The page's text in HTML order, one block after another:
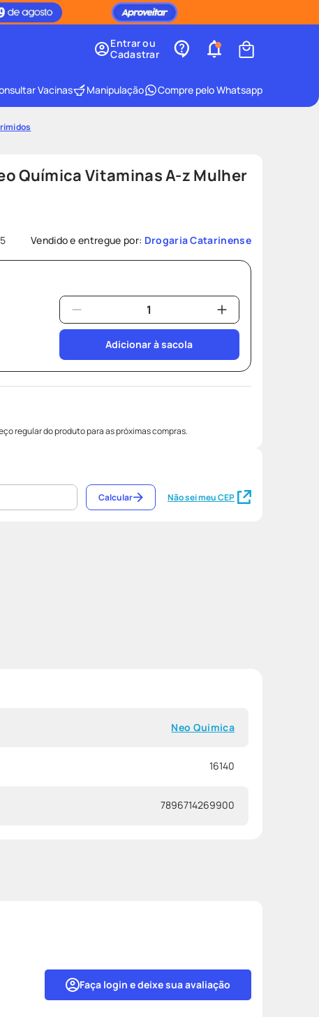
Entrar ou
Cadastrar
Vacinas Manipulação Compre pelo Whatsapp
Química Vitaminas A-z Mulher
Vendido e entregue por: Drogaria Catarinense
Adicionar à sacola
regular do produto para as próximas compras.
Não sei meu CEP
Calcular
Neo Quimica
16140
7896714269900
Faça login e deixe sua avaliação